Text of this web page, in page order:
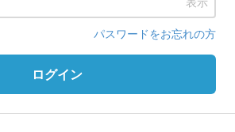
パスワードをお忘れの方
ログイン